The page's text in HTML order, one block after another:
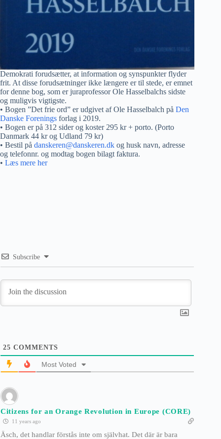
Demokrati forudsætter, at information og synspunkter flyder
frit. At disse forudsætninger ikke længere er til stede, er emnet
for denne bog, som er juraprofessor Ole Hasselbalchs sidste
og muligvis vigtigste.
• Bogen ”Det frie ord” er udgivet af Ole Hasselbalch på Den
Danske Forenings forlag i 2019.
• Bogen er på 312 sider og koster 295 kr + porto. (Porto
Danmark 44 kr og Udland 79 kr)
• Bestil på danskeren@danskeren.dk og husk navn, adresse
og telefonnr. og modtag bogen bilagt faktura.
• Læs mere her
Subscribe
25 COMMENTS
Most Voted
Citizens for an Orange Revolution in Europe (CORE)
11 years ago
Äsch, det handlar förstås inte om självhat. Det där är bara